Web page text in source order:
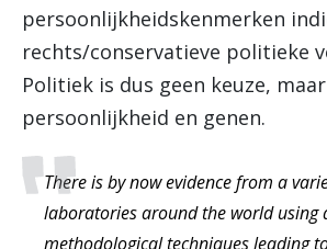
persoonlijkheidskenmerken
rechts/conservatieve politieke
Politiek is dus geen keuze,
persoonlijkheid en genen.
There is by now evidence from a
laboratories around the world using
methodological techniques leading